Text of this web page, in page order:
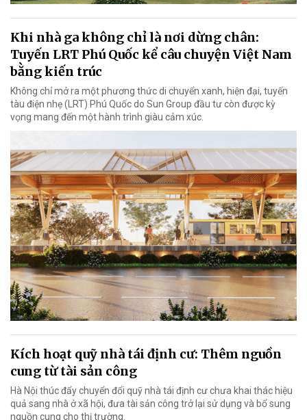
Khi nhà ga không chỉ là nơi dừng chân:
Tuyến LRT Phú Quốc kể câu chuyện Việt Nam
bằng kiến trúc
Không chỉ mở ra một phương thức di chuyển xanh, hiện đại, tuyến
tàu điện nhẹ (LRT) Phú Quốc do Sun Group đầu tư còn được kỳ
vọng mang đến một hành trình giàu cảm xúc.
Kích hoạt quỹ nhà tái định cư: Thêm nguồn
cung từ tài sản công
Hà Nội thúc đẩy chuyển đổi quỹ nhà tái định cư chưa khai thác hiệu
quả sang nhà ở xã hội, đưa tài sản công trở lại sử dụng và bổ sung
nguồn cung cho thị trường.